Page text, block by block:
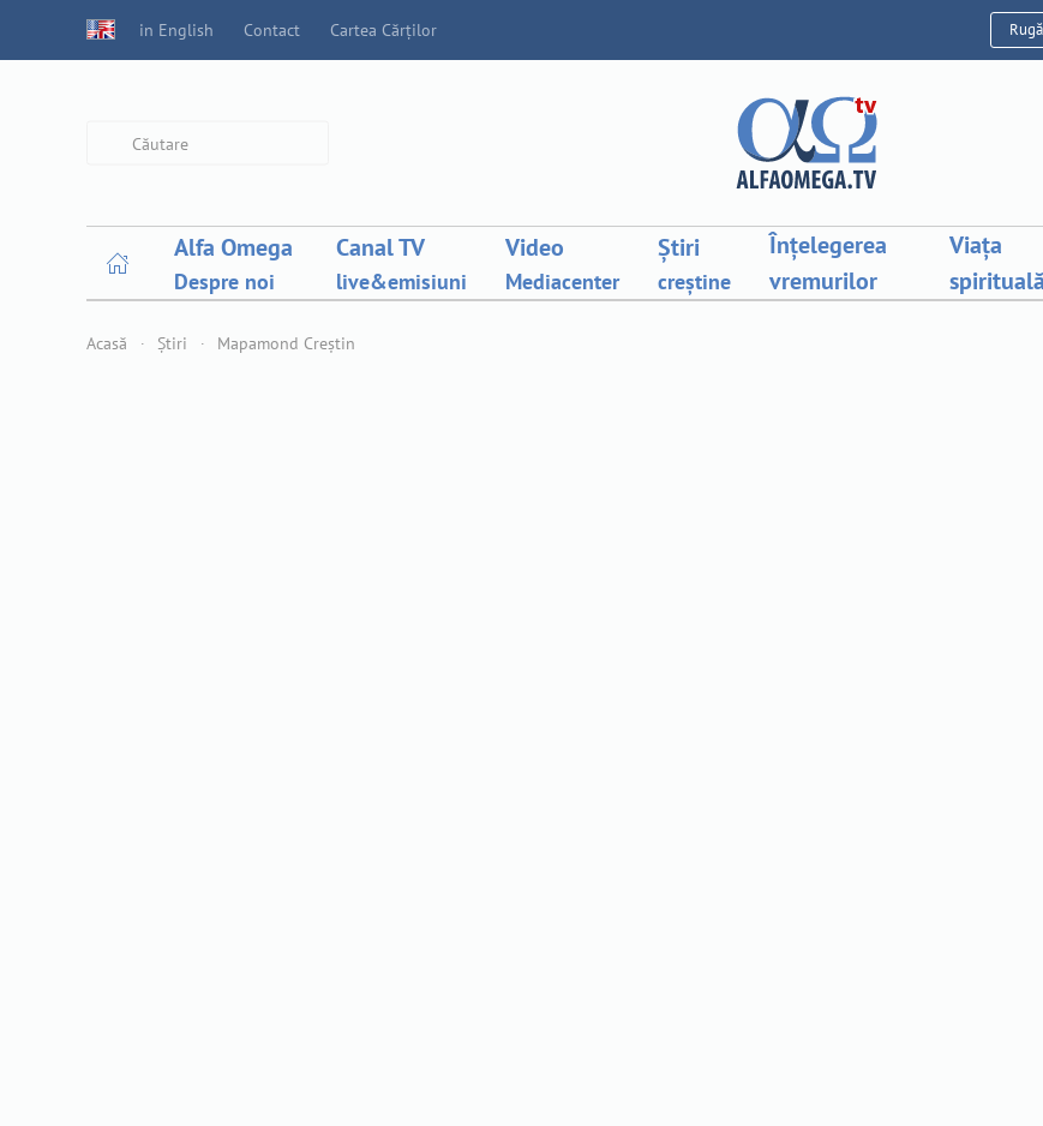
in English Contact Cartea Cărților
Alfa Omega
Despre noi
Canal TV
live&emisiuni
Video
Mediacenter
Știri
creștine
Înțelegerea
vremurilor
Viața
spirituală
Acasă Știri Mapamond Creștin